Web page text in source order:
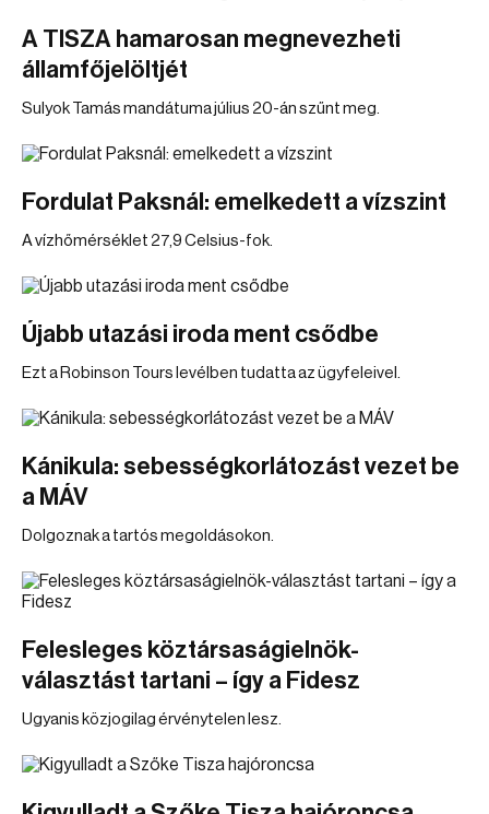
A TISZA hamarosan megnevezheti
államfőjelöltjét
Sulyok Tamás mandátuma július 20-án szűnt meg.
Fordulat Paksnál: emelkedett a vízszint
A vízhőmérséklet 27,9 Celsius-fok.
Újabb utazási iroda ment csődbe
Ezt a Robinson Tours levélben tudatta az ügyfeleivel.
Kánikula: sebességkorlátozást vezet be
a MÁV
Dolgoznak a tartós megoldásokon.
Felesleges köztársaságielnök-
választást tartani – így a Fidesz
Ugyanis közjogilag érvénytelen lesz.